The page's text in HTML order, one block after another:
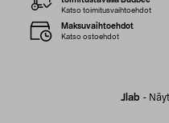
Jlab -
Katso toimitusvaihtoehdot
Maksuvaihtoehdot
Katso ostoehdot